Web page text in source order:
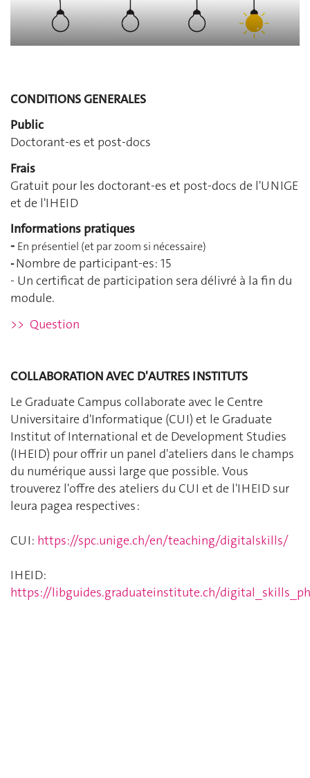
CONDITIONS GENERALES
Public
Doctorant-es et post-docs
Frais
Gratuit pour les doctorant-es et post-docs de l'UNIGE
et de l'IHEID
Informations pratiques
- En présentiel (et par zoom si nécessaire)
-Nombre de participant-es: 15
- Un certificat de participation sera délivré à la fin du
module.
>> Question
COLLABORATION AVEC D'AUTRES INSTITUTS
Le Graduate Campus collaborate avec le Centre
Universitaire d'Informatique (CUI) et le Graduate
Institut of International et de Development Studies
(IHEID) pour offrir un panel d'ateliers dans le champs
du numérique aussi large que possible. Vous
trouverez l'offre des ateliers du CUI et de l'IHEID sur
leura pagea respectives :
CUI: https://spc.unige.ch/en/teaching/digitalskills/
IHEID:
https://libguides.graduateinstitute.ch/